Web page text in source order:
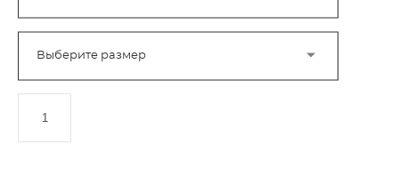
Выберите размер